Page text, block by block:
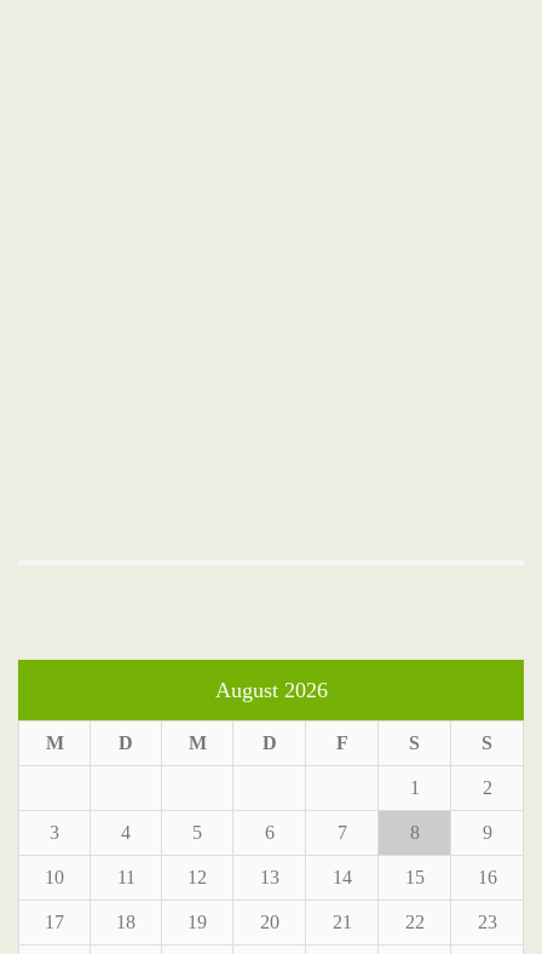
August 2026
M D M D F S S
1 2
3 4 5 6 7 8 9
10 11 12 13 14 15 16
17 18 19 20 21 22 23